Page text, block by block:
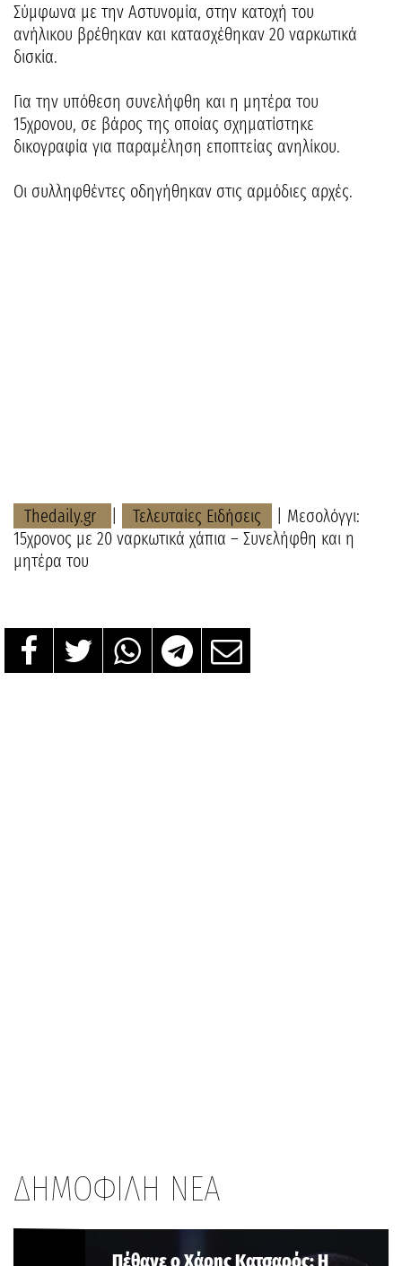
Σύμφωνα με την Αστυνομία, στην κατοχή του
ανήλικου βρέθηκαν και κατασχέθηκαν 20 ναρκωτικά
δισκία.
Για την υπόθεση συνελήφθη και η μητέρα του
15χρονου, σε βάρος της οποίας σχηματίστηκε
δικογραφία για παραμέληση εποπτείας ανηλίκου.
Οι συλληφθέντες οδηγήθηκαν στις αρμόδιες αρχές.
Thedaily.gr Τελευταίες Ειδήσεις
| Μεσολόγγι:
15χρονος με 20 ναρκωτικά χάπια – Συνελήφθη και η
μητέρα του
ΔΗΜΟΦΙΛΗ ΝΕΑ
Πέθανε ο Χάρης Κατσαρός: Η